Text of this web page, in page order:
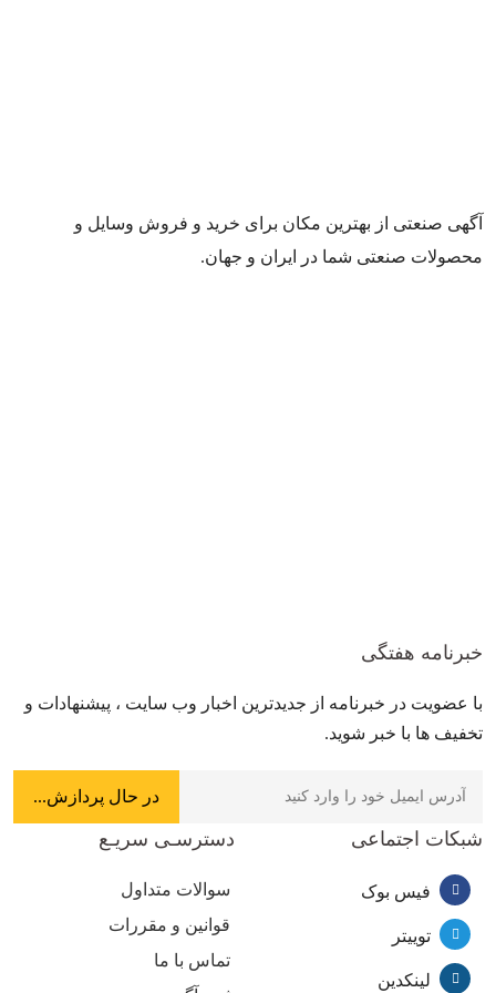
آگهی صنعتی از بهترین مکان برای خرید و فروش وسایل و
محصولات صنعتی شما در ایران و جهان.
خبرنامه هفتگی
با عضویت در خبرنامه از جدیدترین اخبار وب سایت ، پیشنهادات و
تخفیف ها با خبر شوید.
شبکات اجتماعی
فیس بوک
توییتر
لینکدین
دسترسـی سریـع
سوالات متداول
قوانین و مقررات
تماس با ما